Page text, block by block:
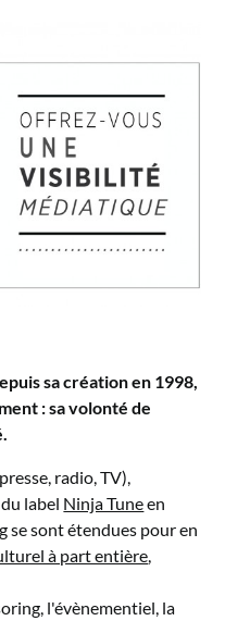
sa création en 1998,
: sa volonté de
radio, TV),
label Ninja Tuneen
se sont étendues pour en
à part entière
l'évènementiel, la